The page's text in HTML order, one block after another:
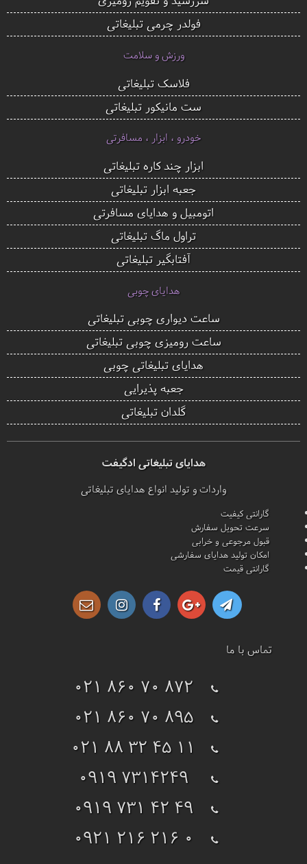
فولدر چرمی تبلیغاتی
ورزش و سلامت
فلاسک تبلیغاتی
ست مانیکور تبلیغاتی
خودرو ، ابزار ، مسافرتی
ابزار چند کاره تبلیغاتی
جعبه ابزار تبلیغاتی
اتومبیل و هدایای مسافرتی
تراول ماگ تبلیغاتی
آفتابگیر تبلیغاتی
هدایای چوبی
ساعت دیواری چوبی تبلیغاتی
ساعت رومیزی چوبی تبلیغاتی
هدایای تبلیغاتی چوبی
جعبه پذیرایی
گلدان تبلیغاتی
هدایای تبلیغاتی ادگیفت
واردات و تولید انواع هدایای تبلیغاتی
گارانتی کیفیت
سرعت تحویل سفارش
قبول مرجوعی و خرابی
امکان تولید هدایای سفارشی
گارانتی قیمت
تماس با ما
021 860 70 872
021 860 70 895
021 88 32 45 11
0919 7314249
0919 731 42 49
0921 216 216 0